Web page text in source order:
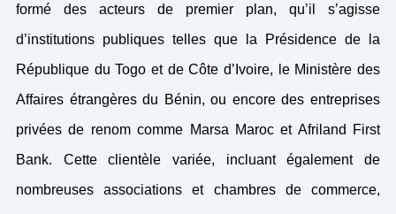
formé des acteurs de premier plan, qu’il s’agisse
d’institutions publiques telles que la Présidence de la
République du Togo et de Côte d’Ivoire, le Ministère des
Affaires étrangères du Bénin, ou encore des entreprises
privées de renom comme Marsa Maroc et Afriland First
Bank. Cette clientèle variée, incluant également de
nombreuses associations et chambres de commerce,